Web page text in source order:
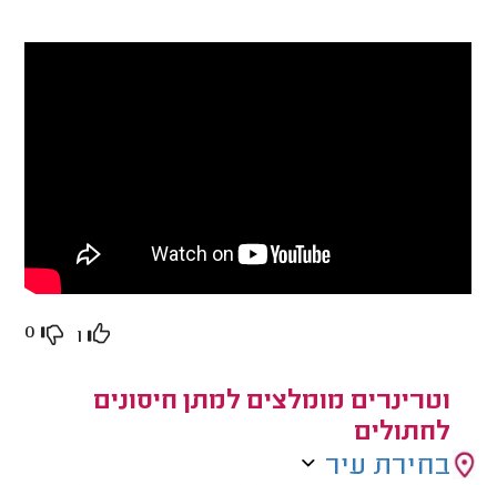
1
0
וטרינרים מומלצים למתן חיסונים
לחתולים
בחירת עיר